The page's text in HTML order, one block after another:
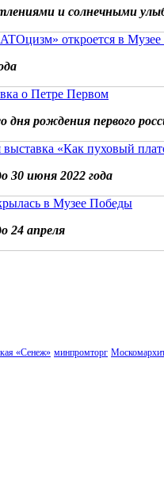
и солнечными
откроется в
о Петре Первом
дня рождения первого
«Как пуховый
30 июня 2022 года
в Музее Победы
24 апреля
«Сенеж» минпромторг